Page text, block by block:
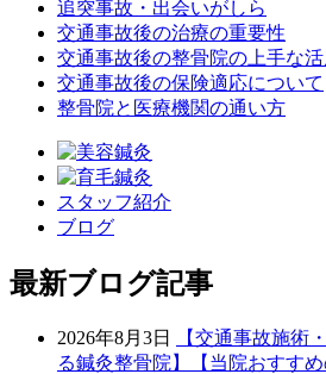
追突事故・出会いがしら
交通事故後の治療の重要性
交通事故後の整骨院の上手な
交通事故後の保険適応について
整骨院と医療機関の通い方
スタッフ紹介
ブログ
最新ブログ記事
2026年8月3日
【交通事故施術
る鍼灸整骨院】【当院おすすめ